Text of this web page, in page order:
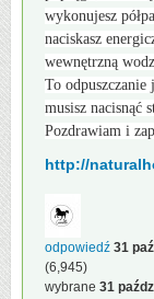
wykonujesz
naciskasz
wewnętrzną
To
musisz nacisnąć
Pozdrawiam i
http://
odpowiedź 31
(6,945)
wybrane 31